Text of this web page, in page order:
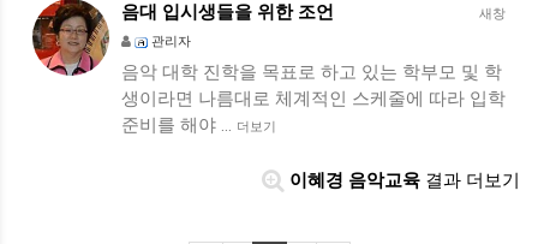
새창
음대 입시생들을 위한 조언
관리자
음악 대학 진학을 목표로 하고 있는 학부모 및 학
생이라면 나름대로 체계적인 스케줄에 따라 입학
준비를 해야 … 더보기
이혜경 음악교육 결과 더보기